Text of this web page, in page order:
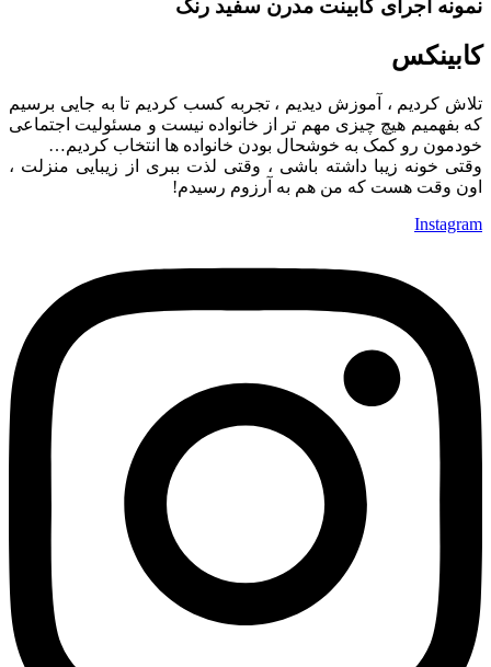
نمونه اجرای کابینت مدرن سفید رنگ
کابینکس
تلاش کردیم ، آموزش دیدیم ، تجربه کسب کردیم تا به جایی برسیم
که بفهمیم هیچ چیزی مهم تر از خانواده نیست و مسئولیت اجتماعی
خودمون رو کمک به خوشحال بودن خانواده ها انتخاب کردیم…
وقتی خونه زیبا داشته باشی ، وقتی لذت ببری از زیبایی منزلت ،
اون وقت هست که من هم به آرزوم رسیدم!
Instagram